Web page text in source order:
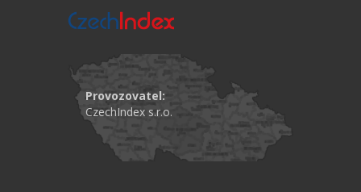
Provozovatel:
CzechIndex s.r.o.